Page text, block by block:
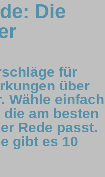
Die
für
über
Wähle einfach
am besten
Rede passt.
gibt es 10